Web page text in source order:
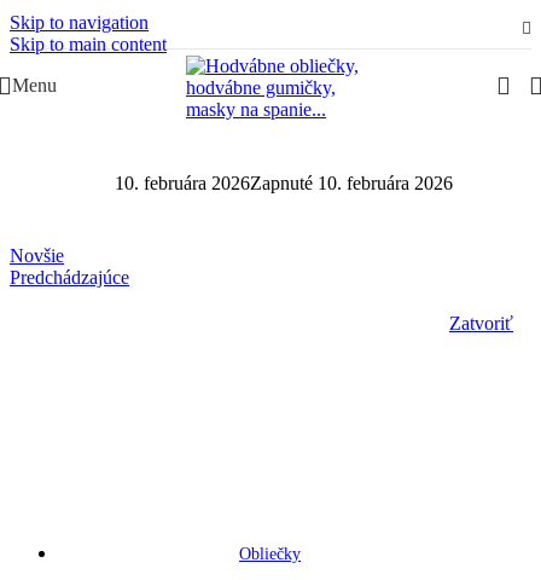
Skip to navigation
Skip to main content
Slovenská rodinná značka – Juraj & Monika
Menu
10. februára 2026Zapnuté 10. februára 2026
Novšie
Predchádzajúce
Zatvoriť
Obliečky